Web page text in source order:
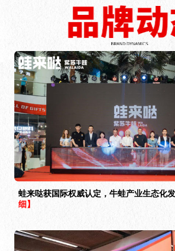
蛙来哒获国际权威认定，牛蛙产业生态化
细】